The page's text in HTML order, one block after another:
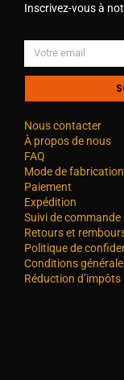
Inscrivez-vous à
Nous contacter
À propos de nous
FAQ
Mode de fabrication
Paiement
Expédition
Suivi de commande
Retours et
Politique de
Conditions
Réduction d’impôts